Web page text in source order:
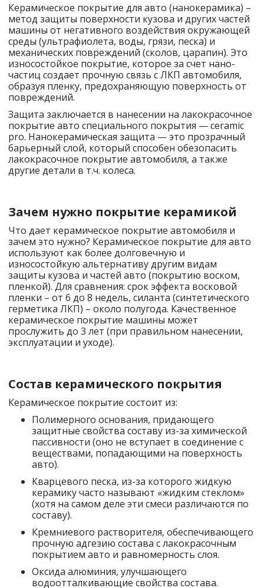
Керамическое покрытие для авто (нанокерамика) –
метод защиты поверхности кузова и других частей
машины от негативного воздействия окружающей
среды (ультрафиолета, воды, грязи, песка) и
механических повреждений (сколов, царапин). Это
износостойкое покрытие, которое за счет нано-
частиц создает прочную связь с ЛКП автомобиля,
образуя пленку, предохраняющую поверхность от
повреждений.
Защита заключается в нанесении на лакокрасочное
покрытие авто специального покрытия — ceramic
pro. Нанокерамическая защита — это прозрачный
барьерный слой, который способен обезопасить
лакокрасочное покрытие автомобиля, а также
другие детали в т.ч. колеса.
Зачем нужно покрытие керамикой
Что дает керамическое покрытие автомобиля и
зачем это нужно? Керамическое покрытие для авто
используют как более долговечную и
износостойкую альтернативу другим видам
защиты кузова и частей авто (покрытию воском,
пленкой). Для сравнения: срок эффекта восковой
пленки – от 6 до 8 недель, силанта (синтетического
герметика ЛКП) – около полугода. Качественное
керамическое покрытие машины может
прослужить до 3 лет (при правильном нанесении,
эксплуатации и уходе).
Состав керамического покрытия
Керамическое покрытие состоит из:
Полимерного основания, придающего
защитные свойства составу из-за химической
пассивности (оно не вступает в соединение с
веществами, попадающими на поверхность
авто).
Кварцевого песка, из-за которого жидкую
керамику часто называют «жидким стеклом»
(хотя на самом деле эти смеси различаются по
составу).
Кремниевого растворителя, обеспечивающего
прочную адгезию состава с лакокрасочным
покрытием авто и равномерность слоя.
Оксида алюминия, улучшающего
водоотталкивающие свойства состава.